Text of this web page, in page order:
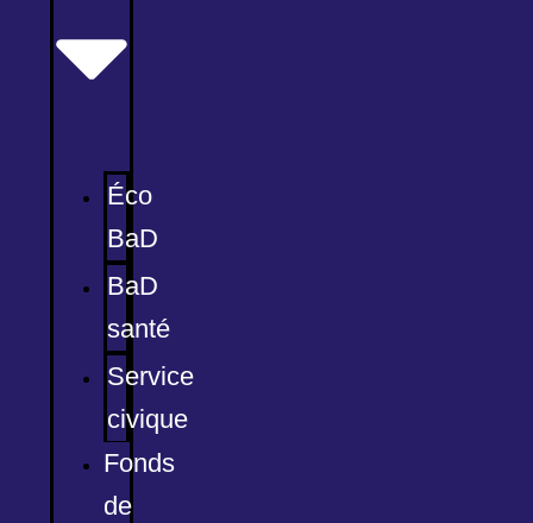
Éco
BaD
BaD
santé
Service
civique
Fonds
de